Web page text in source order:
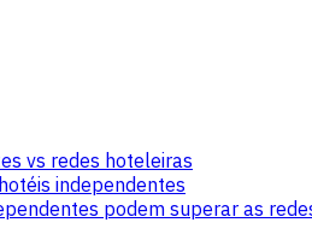
vs redes hoteleiras
independentes
podem superar as